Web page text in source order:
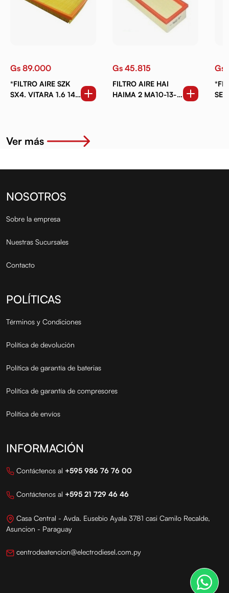
Gs 89.000
*FILTRO AIRE SZK
SX4. VITARA 1.6 14-
Gs 45.815
FILTRO AIRE HAI
HAIMA 2 MA10-13-
Gs
Ver más
NOSOTROS
Sobre la empresa
Nuestras Sucursales
Contacto
POLÍTICAS
Términos y Condiciones
Política de devolución
Política de garantía de baterias
Política de garantía de compresores
Política de envíos
INFORMACIÓN
Contáctenos al +595 986 76 76 00
Contáctenos al +595 21 729 46 46
Casa Central - Avda. Eusebio Ayala 3781 casi Camilo Recalde,
Asuncion - Paraguay
centrodeatencion@electrodiesel.com.py